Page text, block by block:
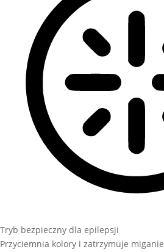
Tryb bezpieczny dla epilepsji
Przyciemnia kolory i zatrzymuje miganie